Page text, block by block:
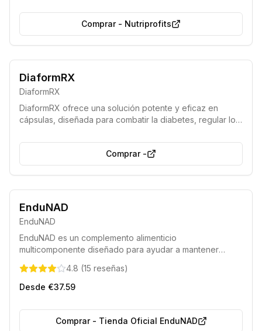
Comprar- Nutriprofits
Ahora disponible sin receta médica
DiaformRX
DiaformRX
DiaformRX ofrece una solución potente y eficaz en
cápsulas, diseñada para combatir la diabetes, regular los
plena, sin necesidad de receta médica.
Comprar-
Fórmula avanzada
EnduNAD
EnduNAD
EnduNAD es un complemento alimenticio
multicomponente diseñado para ayudar a mantener
metabolismo energético normal, disminuye la fatiga y el
cansancio, y asiste en la correcta síntesis de la cisteína,
4.8 (15 reseñas)
Desde €37.59
Comprar- Tienda Oficial EnduNAD